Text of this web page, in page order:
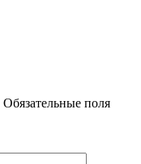
Обязательные поля